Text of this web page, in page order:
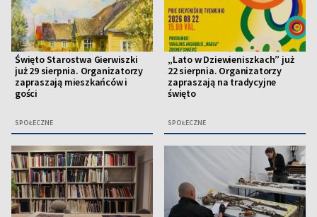
Święto Starostwa Gierwiszki
już 29 sierpnia. Organizatorzy
zapraszają mieszkańców i
gości
SPOŁECZNE
„Lato w Dziewieniszkach” już
22 sierpnia. Organizatorzy
zapraszają na tradycyjne
święto
SPOŁECZNE